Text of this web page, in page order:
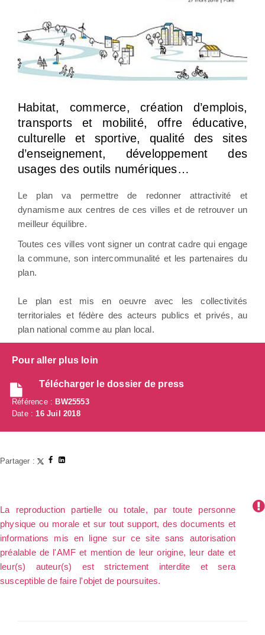
Habitat, commerce, création d’emplois,
transports et mobilité, offre éducative,
culturelle et sportive, qualité des sites
d’enseignement, développement des
usages des outils numériques…
Le plan va permettre de redonner attractivité et
dynamisme aux centres de ces villes et de retrouver un
meilleur équilibre.
Toutes ces villes vont signer un contrat cadre qui engage
la commune, son intercommunalité et les partenaires du
plan.
Le plan est mis en oeuvre avec les collectivités
territoriales et fédère des acteurs publics et privés, au
plan national comme au plan local.
Pour aller plus loin
Télécharger le dossier de press
Référence : BW25553
Date :16 Juil 2018
Partager :
La reproduction partielle ou totale, par toute personne
physique ou morale et sur tout support, des documents et
informations mis en ligne sur ce site sans autorisation
préalable de l'AMF et mention de leur origine, leur date et
leur(s) auteur(s) est strictement interdite et sera
susceptible de faire l'objet de poursuites.